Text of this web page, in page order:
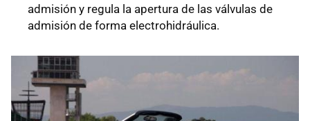
admisión y regula la apertura de las válvulas de
admisión de forma electrohidráulica.